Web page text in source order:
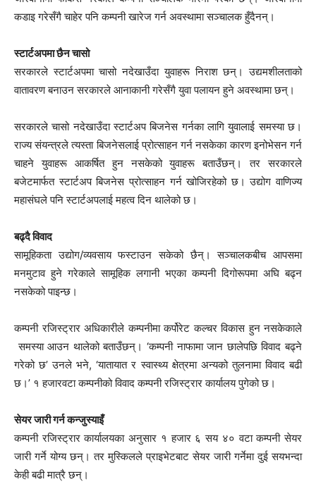
कडाइ गरेसँगै चाहेर पनि कम्पनी खारेज गर्न अवस्थामा सञ्चालक हुँदैनन्।
स्टार्टअपमा छैन चासो
सरकारले स्टार्टअपमा चासो नदेखाउँदा युवाहरू निराश छन्। उद्यमशीलताको
वातावरण बनाउन सरकारले आनाकानी गरेसँगै युवा पलायन हुने अवस्थामा छन्।
सरकारले चासो नदेखाउँदा स्टार्टअप बिजनेस गर्नका लागि युवालाई समस्या छ।
राज्य संयन्त्रले त्यस्ता बिजनेसलाई प्रोत्साहन गर्न नसकेका कारण इनोभेसन गर्न
चाहने युवाहरू आकर्षित हुन नसकेको युवाहरू बताउँछन्। तर सरकारले
बजेटमार्फत स्टार्टअप बिजनेस प्रोत्साहन गर्न खोजिरहेको छ। उद्योग वाणिज्य
महासंघले पनि स्टार्टअपलाई महत्व दिन थालेको छ।
बढ्दै विवाद
सामूहिकता उद्योग/व्यवसाय फस्टाउन सकेको छैन्। सञ्चालकबीच आपसमा
मनमुटाव हुने गरेकाले सामूहिक लगानी भएका कम्पनी दिगोरूपमा अघि बढ्न
नसकेको पाइन्छ।
कम्पनी रजिस्ट्रार अधिकारीले कम्पनीमा कर्पोरेट कल्चर विकास हुन नसकेकाले
समस्या आउन थालेको बताउँछन्। ‘कम्पनी नाफामा जान छालेपछि विवाद बढ्ने
गरेको छ’ उनले भने, ‘यातायात र स्वास्थ्य क्षेत्रमा अन्यको तुलनामा विवाद बढी
छ।’ १ हजारवटा कम्पनीको विवाद कम्पनी रजिस्ट्रार कार्यालय पुगेको छ।
सेयर जारी गर्न कन्जुस्याइँ
कम्पनी रजिस्ट्रार कार्यालयका अनुसार १ हजार ६ सय ४० वटा कम्पनी सेयर
जारी गर्ने योग्य छन्। तर मुस्किलले प्राइभेटबाट सेयर जारी गर्नेमा दुई सयभन्दा
केही बढी मात्रै छन्।